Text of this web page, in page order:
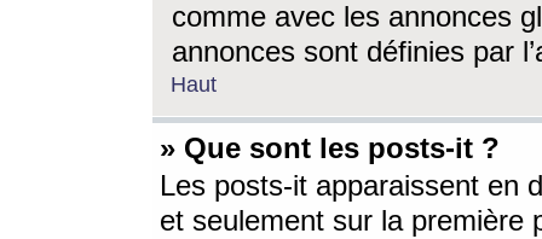
comme avec les annonces
annonces sont définies par
Haut
» Que sont les posts-it ?
Les posts-it apparaissent en
et seulement sur la première